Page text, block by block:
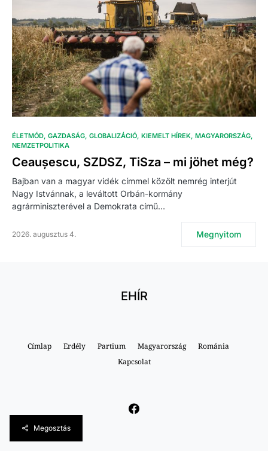
ÉLETMÓD GAZDASÁG GLOBALIZÁCIÓ KIEMELT HÍREK MAGYARORSZÁG
NEMZETPOLITIKA
Ceaușescu, SZDSZ, TiSza – mi jöhet még?
Bajban van a magyar vidék címmel közölt nemrég interjút
Nagy Istvánnak, a leváltott Orbán-kormány
agrárminiszterével a Demokrata című…
2026. augusztus 4. Megnyitom
EHÍR
Címlap Erdély Partium Magyarország
Románia
Kapcsolat
Megosztás